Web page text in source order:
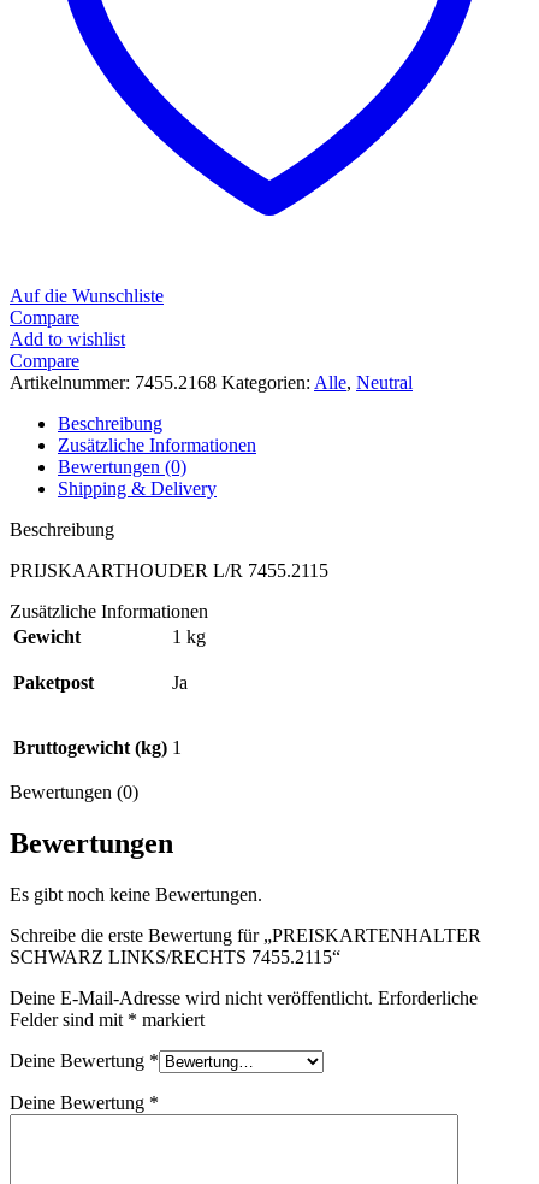
Auf die Wunschliste
Compare
Add to wishlist
Compare
Artikelnummer: 7455.2168 Kategorien: Alle, Neutral
Beschreibung
Zusätzliche Informationen
Bewertungen (0)
Shipping & Delivery
Beschreibung
PRIJSKAARTHOUDER L/R 7455.2115
Zusätzliche Informationen
Gewicht
1 kg
Paketpost Ja
Bruttogewicht (kg) 1
Bewertungen (0)
Bewertungen
Es gibt noch keine Bewertungen.
Schreibe die erste Bewertung für „PREISKARTENHALTER
SCHWARZ LINKS/RECHTS 7455.2115“
Deine E-Mail-Adresse wird nicht veröffentlicht. Erforderliche
Felder sind mit * markiert
Deine Bewertung *
Deine Bewertung *